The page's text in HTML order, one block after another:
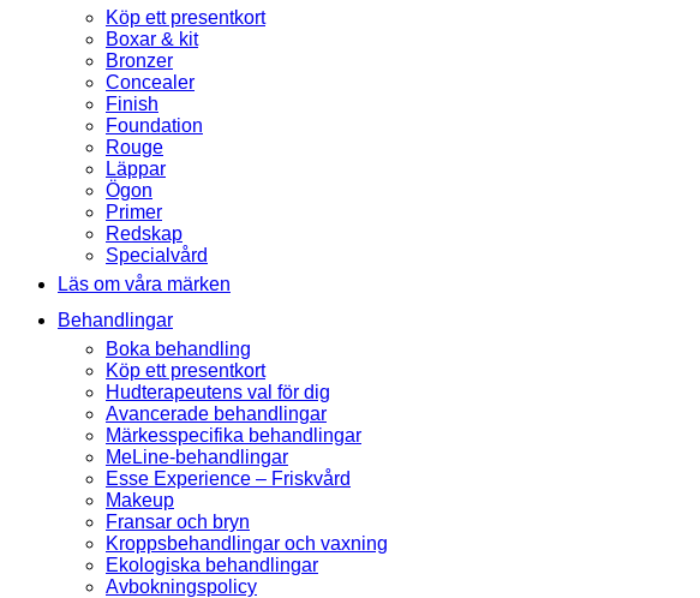
Köp ett presentkort
Boxar & kit
Bronzer
Concealer
Finish
Foundation
Rouge
Läppar
Ögon
Primer
Redskap
Specialvård
Läs om våra märken
Behandlingar
Boka behandling
Köp ett presentkort
Hudterapeutens val för dig
Avancerade behandlingar
Märkesspecifika behandlingar
MeLine-behandlingar
Esse Experience – Friskvård
Makeup
Fransar och bryn
Kroppsbehandlingar och vaxning
Ekologiska behandlingar
Avbokningspolicy